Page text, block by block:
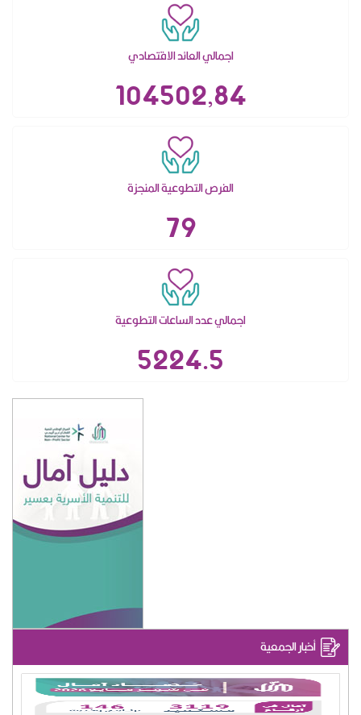
اجمالي العائد الاقتصادي
104502,84
الفرص التطوعية المنجزة
79
اجمالي عدد الساعات التطوعية
5224.5
أخبار الجمعية